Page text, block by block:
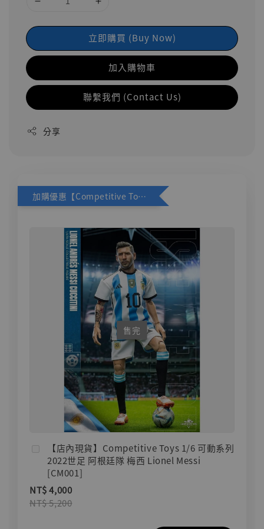
立即購買 (Buy Now)
加入購物車
聯繫我們 (Contact Us)
分享
加購優惠【Competitive Toys 梅西 [CM001]】
售完
【店內現貨】Competitive Toys 1/6 可動系列
2022世足 阿根廷隊 梅西 Lionel Messi
[CM001]
NT$ 4,000
NT$ 5,200